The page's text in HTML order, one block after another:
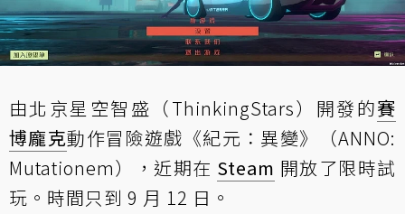
由北京星空智盛（ThinkingStars）開發的賽
博龐克動作冒險遊戲《紀元：異變》（ANNO:
Mutationem），近期在 Steam 開放了限時試
玩。時間只到 9 月 12 日。